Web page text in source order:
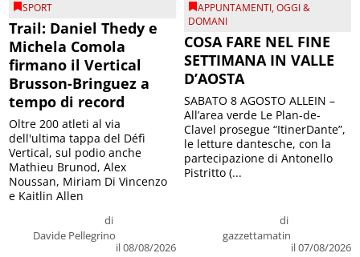
SPORT
Trail: Daniel Thedy e
Michela Comola
firmano il Vertical
Brusson-Bringuez a
tempo di record
di
Davide Pellegrino
il 08/08/2026
Oltre 200 atleti al via
dell'ultima tappa del Défì
Vertical, sul podio anche
Mathieu Brunod, Alex
Noussan, Miriam Di Vincenzo
e Kaitlin Allen
APPUNTAMENTI,OGGI &
DOMANI
COSA FARE NEL FINE
SETTIMANA IN VALLE
D’AOSTA
di
gazzettamatin
il 07/08/2026
SABATO 8 AGOSTO ALLEIN –
All’area verde Le Plan-de-
Clavel prosegue “ItinerDante”,
le letture dantesche, con la
partecipazione di Antonello
Pistritto (...